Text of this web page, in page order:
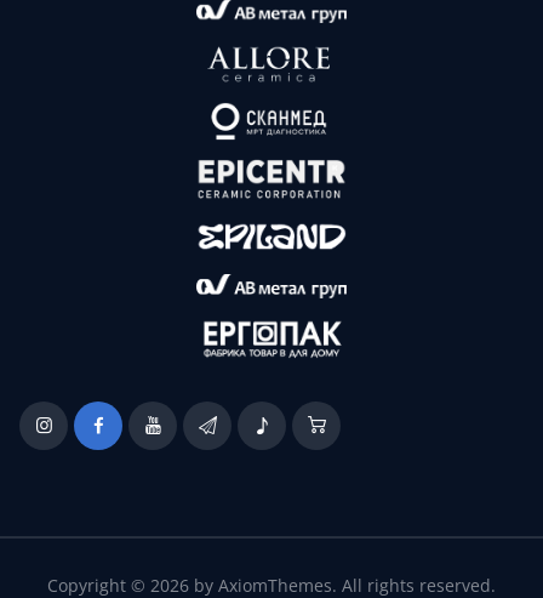
Copyright © 2026 by AxiomThemes. All rights reserved.